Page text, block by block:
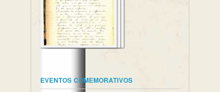
EVENTOS COMEMORATIVOS